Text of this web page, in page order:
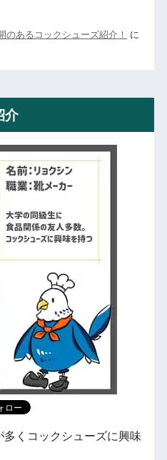
のあるコックシューズ紹介！
に
介
くコックシューズに興味